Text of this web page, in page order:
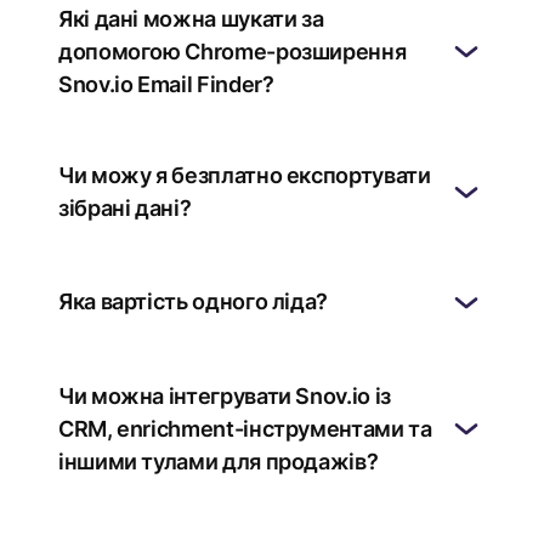
Які дані можна шукати за
допомогою Chrome-розширення
Snov.io Email Finder?
Чи можу я безплатно експортувати
зібрані дані?
Яка вартість одного ліда?
Чи можна інтегрувати Snov.io із
CRM, enrichment-інструментами та
іншими тулами для продажів?